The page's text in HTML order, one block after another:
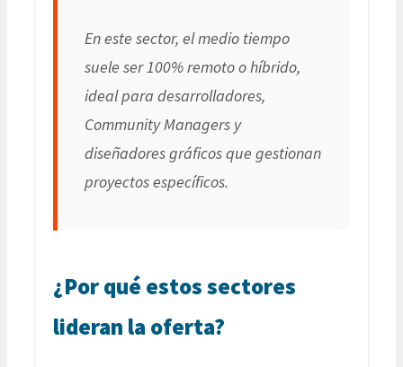
En este sector, el medio tiempo
suele ser 100% remoto o híbrido,
ideal para desarrolladores,
Community Managers y
diseñadores gráficos que gestionan
proyectos específicos.
¿Por qué estos sectores
lideran la oferta?